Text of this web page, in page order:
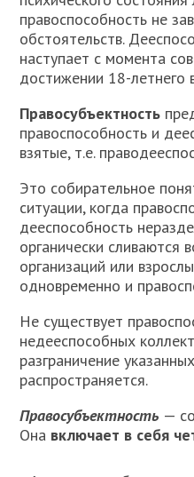
правоспособность не
обстоятельств.
наступает с момента
достижении 18-летнего
Правосубъектность
правоспособность и
взятые, т.е.
Это собирательное
ситуации, когда
дееспособность
органически сливаются
организаций или
одновременно и
Не существует
недееспособных
разграничение
распространяется.
Правосубъектность —
Она включает в себя